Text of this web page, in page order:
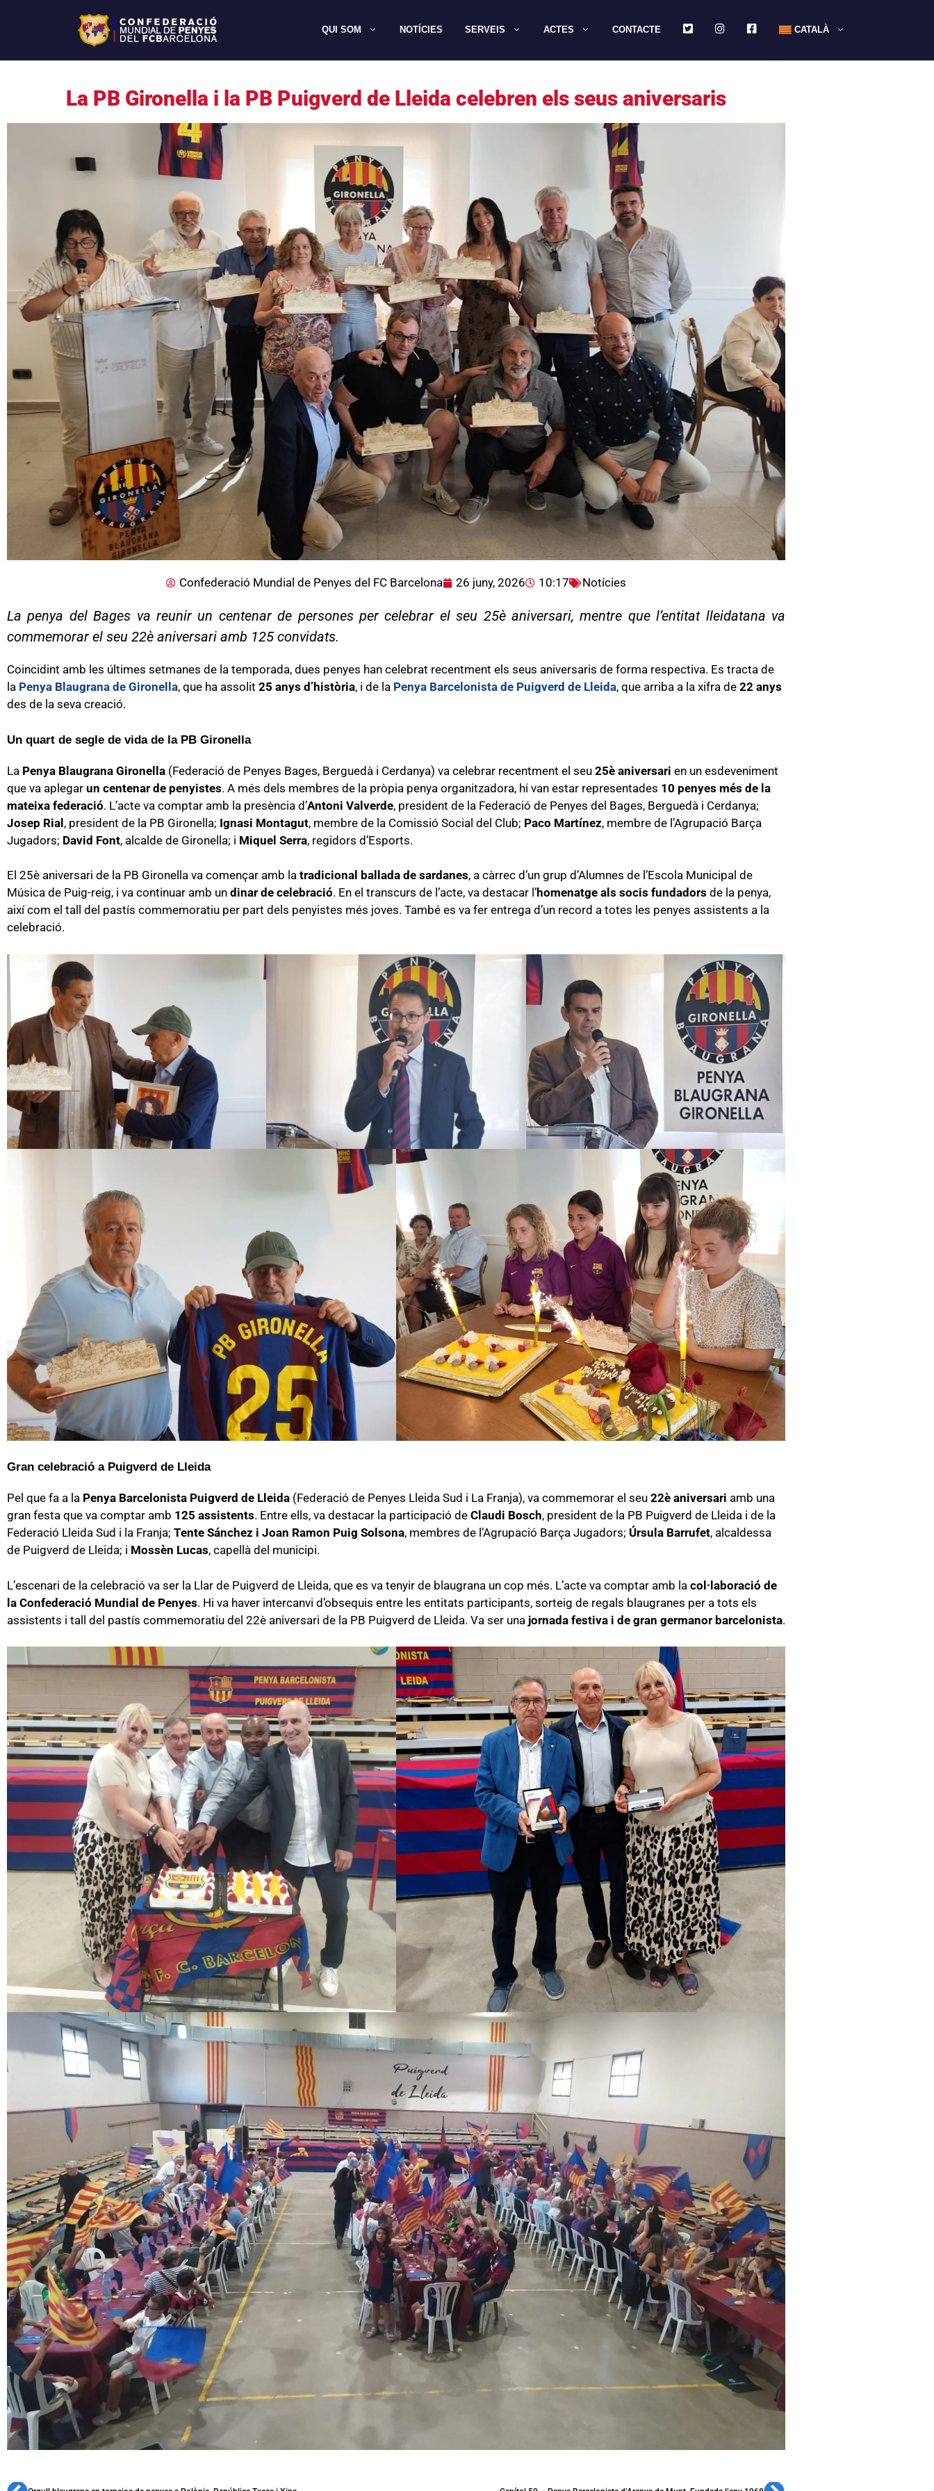
QUI SOM NOTÍCIES SERVEIS ACTES CONTACTE TWITTERINSTAGRAMFACEBOOKCATALÀ
La PB Gironella i la PB Puigverd de Lleida celebren els seus aniversaris
Confederació Mundial de Penyes del FC Barcelona 26 juny, 2026 10:17 Notícies
La penya del Bages va reunir un centenar de persones per celebrar el seu 25è aniversari, mentre que l’entitat lleidatana va
commemorar el seu 22è aniversari amb 125 convidats.
Coincidint amb les últimes setmanes de la temporada, dues penyes han celebrat recentment els seus aniversaris de forma respectiva. Es tracta de
la Penya Blaugrana de Gironella, que ha assolit 25 anys d’història, i de la Penya Barcelonista de Puigverd de Lleida, que arriba a la xifra de 22 anys
des de la seva creació.
Un quart de segle de vida de la PB Gironella
La Penya Blaugrana Gironella (Federació de Penyes Bages, Berguedà i Cerdanya) va celebrar recentment el seu 25è aniversari en un esdeveniment
que va aplegar un centenar de penyistes. A més dels membres de la pròpia penya organitzadora, hi van estar representades 10 penyes més de la
mateixa federació. L’acte va comptar amb la presència d’Antoni Valverde, president de la Federació de Penyes del Bages, Berguedà i Cerdanya;
Josep Rial, president de la PB Gironella; Ignasi Montagut, membre de la Comissió Social del Club; Paco Martínez, membre de l’Agrupació Barça
Jugadors; David Font, alcalde de Gironella; i Miquel Serra, regidors d’Esports.
El 25è aniversari de la PB Gironella va començar amb la tradicional ballada de sardanes, a càrrec d’un grup d’Alumnes de l’Escola Municipal de
Música de Puig-reig, i va continuar amb un dinar de celebració. En el transcurs de l’acte, va destacar l’homenatge als socis fundadors de la penya,
així com el tall del pastís commemoratiu per part dels penyistes més joves. També es va fer entrega d’un record a totes les penyes assistents a la
celebració.
Gran celebració a Puigverd de Lleida
Pel que fa a la Penya Barcelonista Puigverd de Lleida (Federació de Penyes Lleida Sud i La Franja), va commemorar el seu 22è aniversari amb una
gran festa que va comptar amb 125 assistents. Entre ells, va destacar la participació de Claudi Bosch, president de la PB Puigverd de Lleida i de la
Federació Lleida Sud i la Franja; Tente Sánchez i Joan Ramon Puig Solsona, membres de l’Agrupació Barça Jugadors; Úrsula Barrufet, alcaldessa
de Puigverd de Lleida; i Mossèn Lucas, capellà del municipi.
L’escenari de la celebració va ser la Llar de Puigverd de Lleida, que es va tenyir de blaugrana un cop més. L’acte va comptar amb la col·laboració de
la Confederació Mundial de Penyes. Hi va haver intercanvi d’obsequis entre les entitats participants, sorteig de regals blaugranes per a tots els
assistents i tall del pastís commemoratiu del 22è aniversari de la PB Puigverd de Lleida. Va ser una jornada festiva i de gran germanor barcelonista.